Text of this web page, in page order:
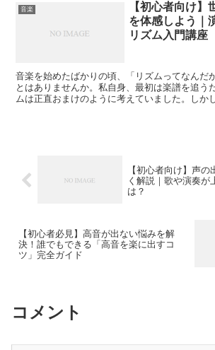
音楽
【初心者向け】
を体感しよう｜
リズム入門講座
音楽を始めたばかりの頃、「リズムってなんだ
とはありませんか。私自身、最初は楽譜を追う
ムは正直おまけのように考えていました。しか
【初心者向け】声
く解説｜歌や演奏が
は？
【初心者必見】高音が出ない悩みを解
決！誰でもできる「高音を楽に出すコ
ツ」完全ガイド
コメント